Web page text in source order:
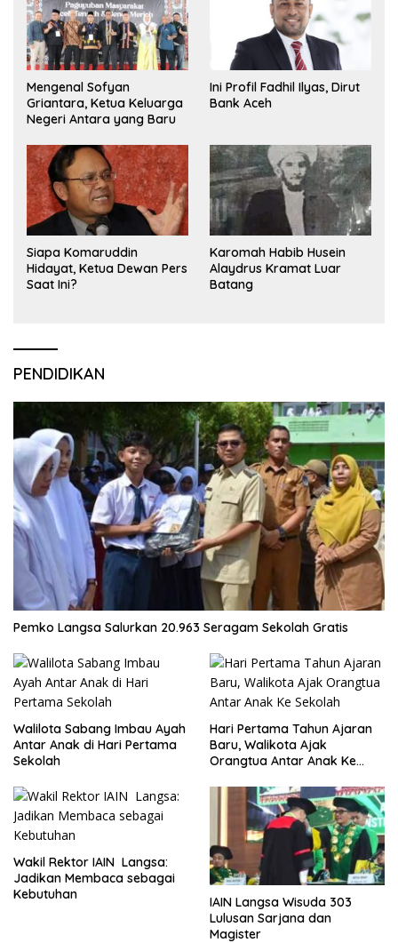
Mengenal Sofyan
Griantara, Ketua Keluarga
Negeri Antara yang Baru
Ini Profil Fadhil Ilyas, Dirut
Bank Aceh
Siapa Komaruddin
Hidayat, Ketua Dewan Pers
Saat Ini?
Karomah Habib Husein
Alaydrus Kramat Luar
Batang
PENDIDIKAN
Pemko Langsa Salurkan 20.963 Seragam Sekolah Gratis
Walilota Sabang Imbau Ayah
Antar Anak di Hari Pertama
Sekolah
Hari Pertama Tahun Ajaran
Baru, Walikota Ajak
Orangtua Antar Anak Ke
Wakil Rektor IAIN Langsa:
Jadikan Membaca sebagai
Kebutuhan
IAIN Langsa Wisuda 303
Lulusan Sarjana dan
Magister